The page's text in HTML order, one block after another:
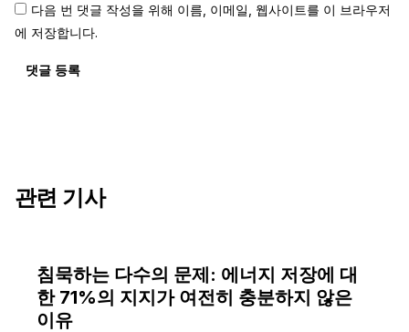
다음 번 댓글 작성을 위해 이름, 이메일, 웹사이트를 이 브라우저
에 저장합니다.
댓글 등록
관련 기사
침묵하는 다수의 문제: 에너지 저장에 대
한 71%의 지지가 여전히 충분하지 않은
이유